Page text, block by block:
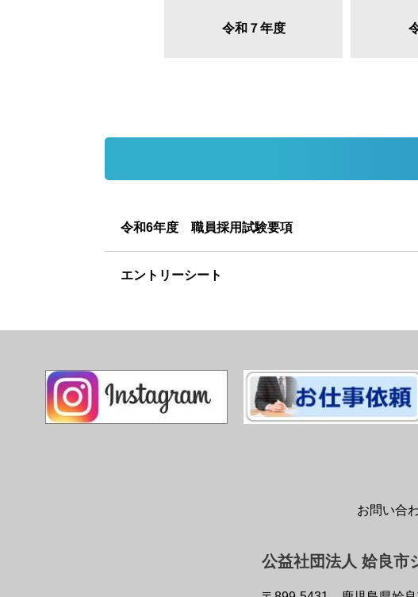
令和７年度
令和6年度 職員採用試験要項
エントリーシート
お問い合
公益社団法人 姶良市